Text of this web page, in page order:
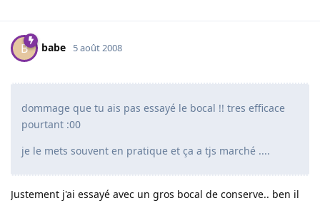
B babe 5 août 2008
dommage que tu ais pas essayé le bocal !! tres efficace
pourtant :00
je le mets souvent en pratique et ça a tjs marché ....
Justement j'ai essayé avec un gros bocal de conserve.. ben il